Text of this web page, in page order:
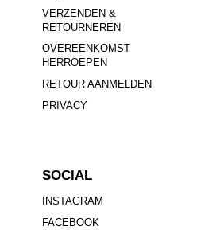
VERZENDEN &
RETOURNEREN
OVEREENKOMST
HERROEPEN
RETOUR AANMELDEN
PRIVACY
SOCIAL
INSTAGRAM
FACEBOOK